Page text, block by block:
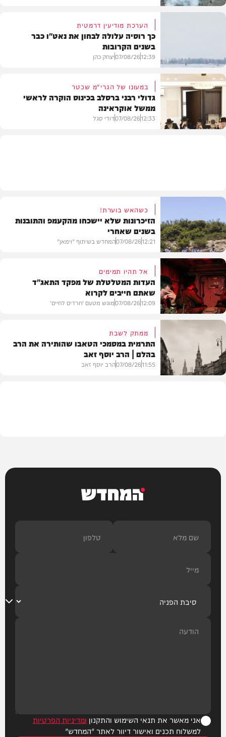
הערכת מודיעין דרמטית
כך רוסיה עלולה לבחון את נאט"ו כבר
בשנים הקרובות
12:39
07/08/26יצחק כהן
במעונו של הגרי"מ שכטר
גדולי רבני ברסלב בכינוס הוקרה לראשי
ממשל אוקראינה
12:33
07/08/26דודי סגל
וידאו
כשהאש בוערת!
הזיכרונות שלא יישכחו מהקעמפ והתובנות
בשנים שאחרי
12:21
07/08/26המחדש בשיתוף "וימאן"
דעות
אל תהיו תמימים
העדות המטלטלת של מפקד התאג"ד
שאתם חייבים לקרוא
12:09
07/08/26מוגש מטעם 'חרדים לחיים'
ממתק לשבת
התרמית במסמכי הטאבו שהותירה את הרב
בהלם | הרב יוסף זאב
11:55
07/08/26הרב יוסף זאב
המחדש
אני מאשר את תנאי השימוש והתקנון ומדיניות הפרטיות
למשלוח תכנים ואישור דיוור לאתר "המחדש"